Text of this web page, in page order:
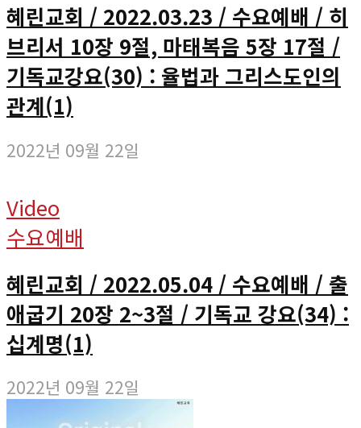
혜린교회 / 2022.03.23 / 수요예배 / 히
브리서 10장 9절, 마태복음 5장 17절 /
기독교강요(30) : 율법과 그리스도인의
관계(1)
2022년 09월 22일
Video
수요예배
혜린교회 / 2022.05.04 / 수요예배 / 출
애굽기 20장 2~3절 / 기독교 강요(34) :
십계명(1)
2022년 09월 22일